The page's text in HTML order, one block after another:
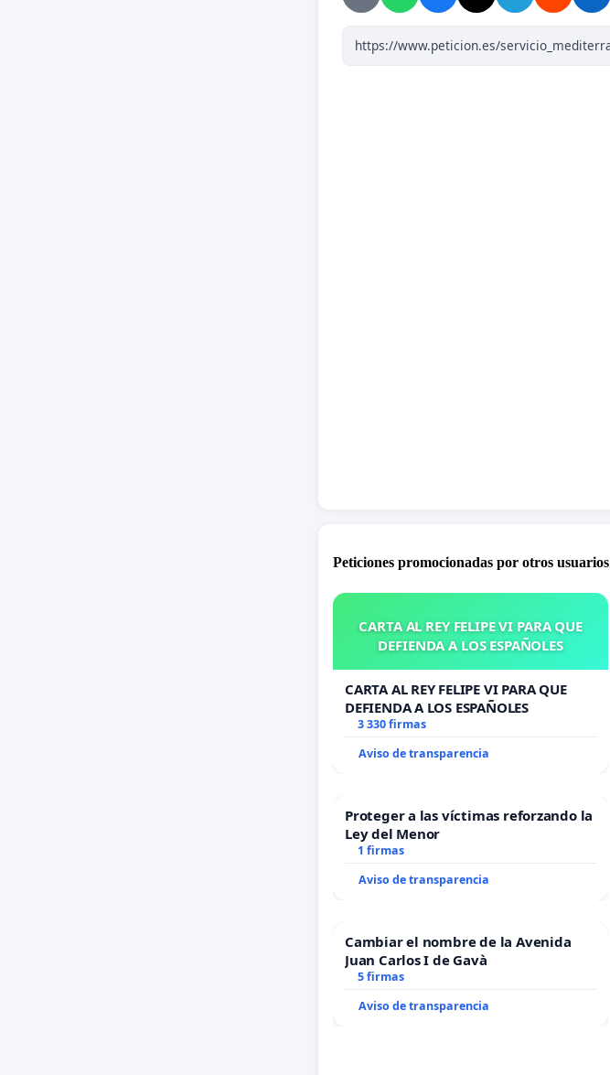
Peticiones promocionadas por otros usuarios
CARTA AL REY FELIPE VI PARA QUE
DEFIENDA A LOS ESPAÑOLES
CARTA AL REY FELIPE VI PARA QUE
DEFIENDA A LOS ESPAÑOLES
3 330 firmas
Aviso de transparencia
Proteger a las víctimas reforzando la
Ley del Menor
1 firmas
Aviso de transparencia
Cambiar el nombre de la Avenida
Juan Carlos I de Gavà
5 firmas
Aviso de transparencia